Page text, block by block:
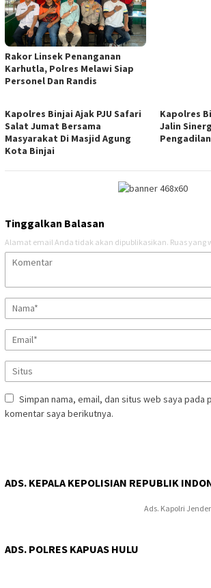
Rakor Linsek Penanganan
Karhutla, Polres Melawi Siap
Personel Dan Randis
Kapolres Binjai Ajak PJU Safari
Salat Jumat Bersama
Masyarakat Di Masjid Agung
Kota Binjai
Kapolres
Jalin
Tinggalkan Balasan
Alamat email Anda tidak akan dipublikasikan. Ruas yang
Simpan nama, email, dan situs web saya pada
komentar saya berikutnya.
ADS. KEPALA KEPOLISIAN REPUBLIK
Ads. Kapolri
ADS. POLRES KAPUAS HULU